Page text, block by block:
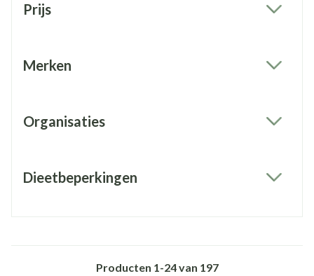
Prijs
Merken
Organisaties
Dieetbeperkingen
Producten 1-24van 197